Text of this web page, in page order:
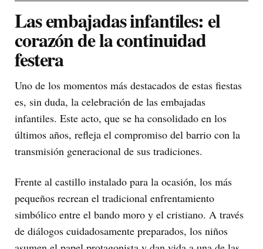
Las embajadas infantiles: el
corazón de la continuidad
festera
Uno de los momentos más destacados de estas fiestas
es, sin duda, la celebración de las embajadas
infantiles. Este acto, que se ha consolidado en los
últimos años, refleja el compromiso del barrio con la
transmisión generacional de sus tradiciones.
Frente al castillo instalado para la ocasión, los más
pequeños recrean el tradicional enfrentamiento
simbólico entre el bando moro y el cristiano. A través
de diálogos cuidadosamente preparados, los niños